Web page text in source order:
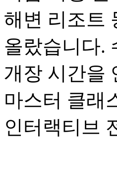
해변 리조트
올랐습니다.
개장 시간을
마스터 클래
인터랙티브